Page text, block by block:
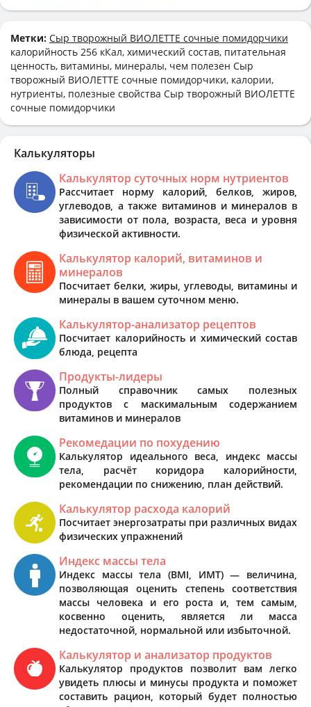
Метки: Сыр творожный ВИОЛЕТТЕ сочные помидорчики
калорийность 256 кКал, химический состав, питательная
ценность, витамины, минералы, чем полезен Сыр
творожный ВИОЛЕТТЕ сочные помидорчики, калории,
нутриенты, полезные свойства Сыр творожный ВИОЛЕТТЕ
сочные помидорчики
Калькуляторы
Калькулятор суточных норм нутриентов
Рассчитает норму калорий, белков, жиров,
углеводов, а также витаминов и минералов в
зависимости от пола, возраста, веса и уровня
физической активности.
Калькулятор калорий, витаминов и
минералов
Посчитает белки, жиры, углеводы, витамины и
минералы в вашем суточном меню.
Калькулятор-анализатор рецептов
Посчитает калорийность и химический состав
блюда, рецепта
Продукты-лидеры
Полный справочник самых полезных
продуктов с маскимальным содержанием
витаминов и минералов
Рекомедации по похудению
Калькулятор идеального веса, индекс массы
тела, расчёт коридора калорийности,
рекомендации по снижению, план действий.
Калькулятор расхода калорий
Посчитает энергозатраты при различных видах
физических упражнений
Индекс массы тела
Индекс массы тела (BMI, ИМТ) — величина,
позволяющая оценить степень соответствия
массы человека и его роста и, тем самым,
косвенно оценить, является ли масса
недостаточной, нормальной или избыточной.
Калькулятор и анализатор продуктов
Калькулятор продуктов позволит вам легко
увидеть плюсы и минусы продукта и поможет
составить рацион, который будет полностью